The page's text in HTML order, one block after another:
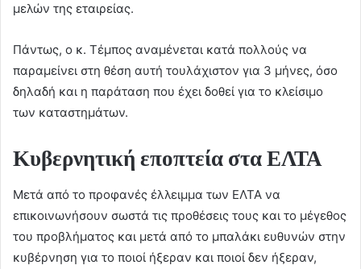
μελών της εταιρείας.
Πάντως, ο κ. Τέμπος αναμένεται κατά πολλούς να
παραμείνει στη θέση αυτή τουλάχιστον για 3 μήνες, όσο
δηλαδή και η παράταση που έχει δοθεί για το κλείσιμο
των καταστημάτων.
Κυβερνητική εποπτεία στα ΕΛΤΑ
Μετά από το προφανές έλλειμμα των ΕΛΤΑ να
επικοινωνήσουν σωστά τις προθέσεις τους και το μέγεθος
του προβλήματος και μετά από το μπαλάκι ευθυνών στην
κυβέρνηση για το ποιοί ήξεραν και ποιοί δεν ήξεραν,